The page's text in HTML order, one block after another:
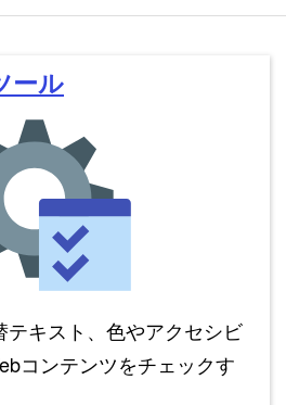
ール
テキスト、色やアクセシビ
コンテンツをチェックす